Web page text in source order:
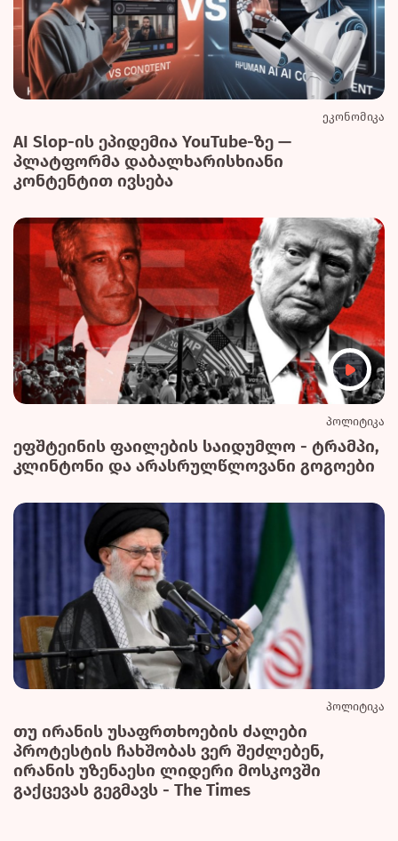
ეკონომიკა
AI Slop-ის ეპიდემია YouTube-ზე —
პლატფორმა დაბალხარისხიანი
კონტენტით ივსება
პოლიტიკა
ეფშტეინის ფაილების საიდუმლო - ტრამპი,
კლინტონი და არასრულწლოვანი გოგოები
პოლიტიკა
თუ ირანის უსაფრთხოების ძალები
პროტესტის ჩახშობას ვერ შეძლებენ,
ირანის უზენაესი ლიდერი მოსკოვში
გაქცევას გეგმავს - The Times